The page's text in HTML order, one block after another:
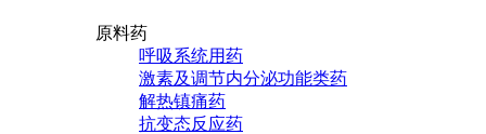
原料药
呼吸系统用药
激素及调节内分泌功能类药
解热镇痛药
抗变态反应药